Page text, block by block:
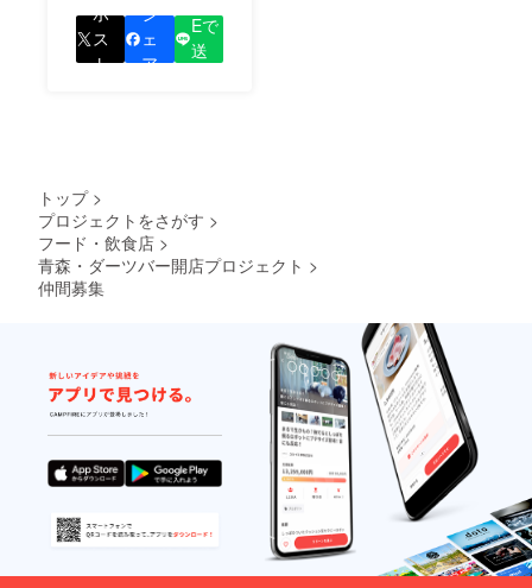
をして、あなたが応援
しているプロジェクト
の良さを知ってもらい
ポ
ス
ト
シ
ェ
ア
Eで
送
トップ >
プロジェクトをさがす >
フード・飲食店 >
青森・ダーツバー開店プロジェクト >
仲間募集